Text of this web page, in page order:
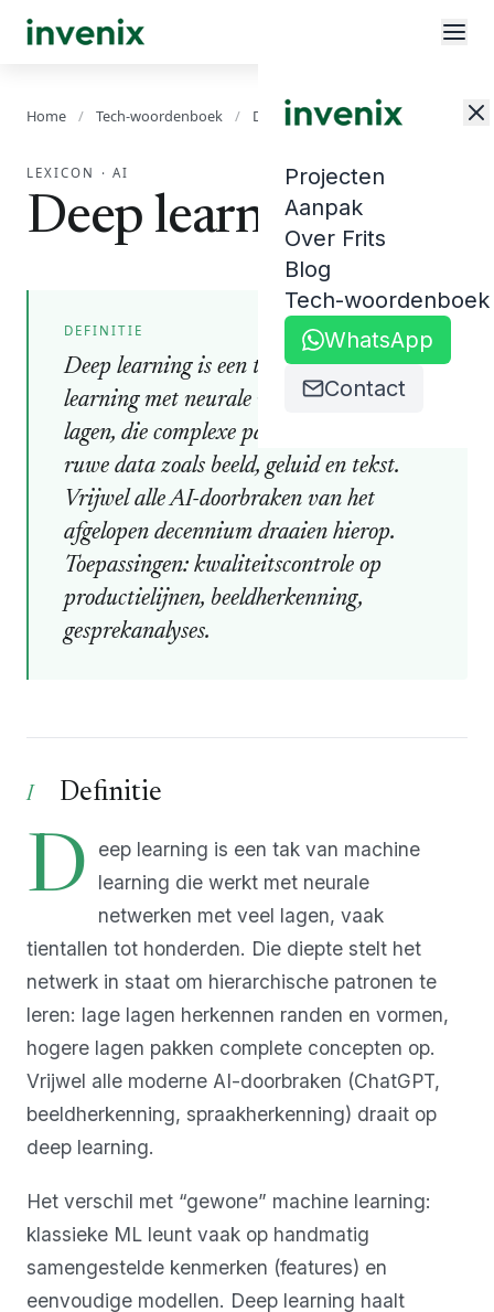
Projecten
Aanpak
Over Frits
Blog
Tech-woordenboek
WhatsApp
Contact
Home / Tech-woordenboek / Deep learning
LEXICON · AI
Deep learning
DEFINITIE
Deep learning is een tak van machine
learning met neurale netwerken van vele
lagen, die complexe patronen leren uit
ruwe data zoals beeld, geluid en tekst.
Vrijwel alle AI-doorbraken van het
afgelopen decennium draaien hierop.
Toepassingen: kwaliteitscontrole op
productielijnen, beeldherkenning,
gesprekanalyses.
Definitie
D
eep learning is een tak van machine
learning die werkt met neurale
netwerken met veel lagen, vaak
tientallen tot honderden. Die diepte stelt het
netwerk in staat om hierarchische patronen te
leren: lage lagen herkennen randen en vormen,
hogere lagen pakken complete concepten op.
Vrijwel alle moderne AI-doorbraken (ChatGPT,
beeldherkenning, spraakherkenning) draait op
deep learning.
Het verschil met “gewone” machine learning:
klassieke ML leunt vaak op handmatig
samengestelde kenmerken (features) en
eenvoudige modellen. Deep learning haalt